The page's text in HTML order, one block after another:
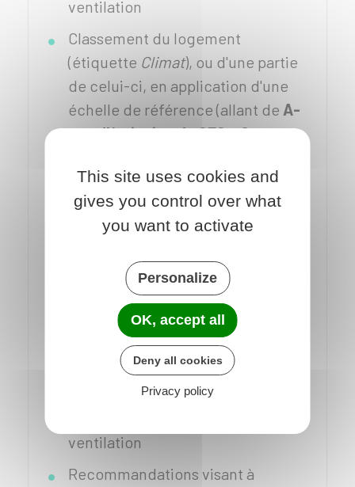
ventilation
Classement du logement
(étiquette Climat), ou d'une partie
de celui-ci, en application d'une
échelle de référence (allant de A-
peu d'émission de GESàG-
prenant en compte la zone
climatique et l'altitude, réalisé en
fonction de la quantité d'émissions
la surface du logement (ou d'une
partie de celui-ci) pour le
chauffage, le refroidissement, la
production d'eau chaude sanitaire,
l'éclairage et les auxiliaires de
chauffage, de refroidissement,
ventilation
Recommandations visant à
This site uses cookies and
gives you control over what
you want to activate
Personalize
OK, accept all
Deny all cookies
Privacy policy